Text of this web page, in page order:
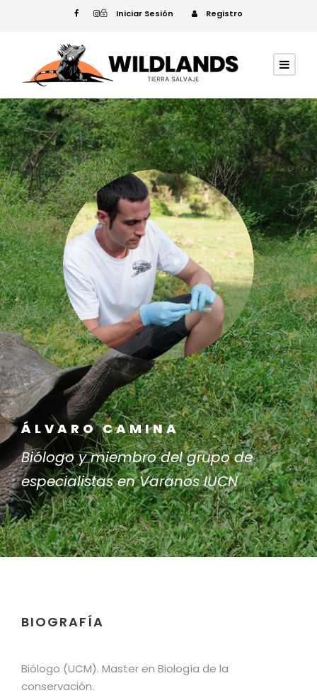
Iniciar Sesión Registro
ÁLVARO CAMINA
Biólogo y miembro del grupo de
especialistas en Varanos IUCN
BIOGRAFÍA
Biólogo (UCM). Master en Biología de la
conservación.